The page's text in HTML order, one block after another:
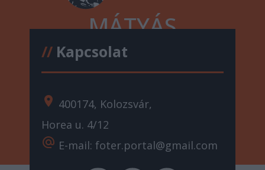
MÁTYÁS
//Kapcsolat
location_on 400174, Kolozsvár,
Horea u. 4/12
alternate_email E-mail: foter.portal@gmail.com